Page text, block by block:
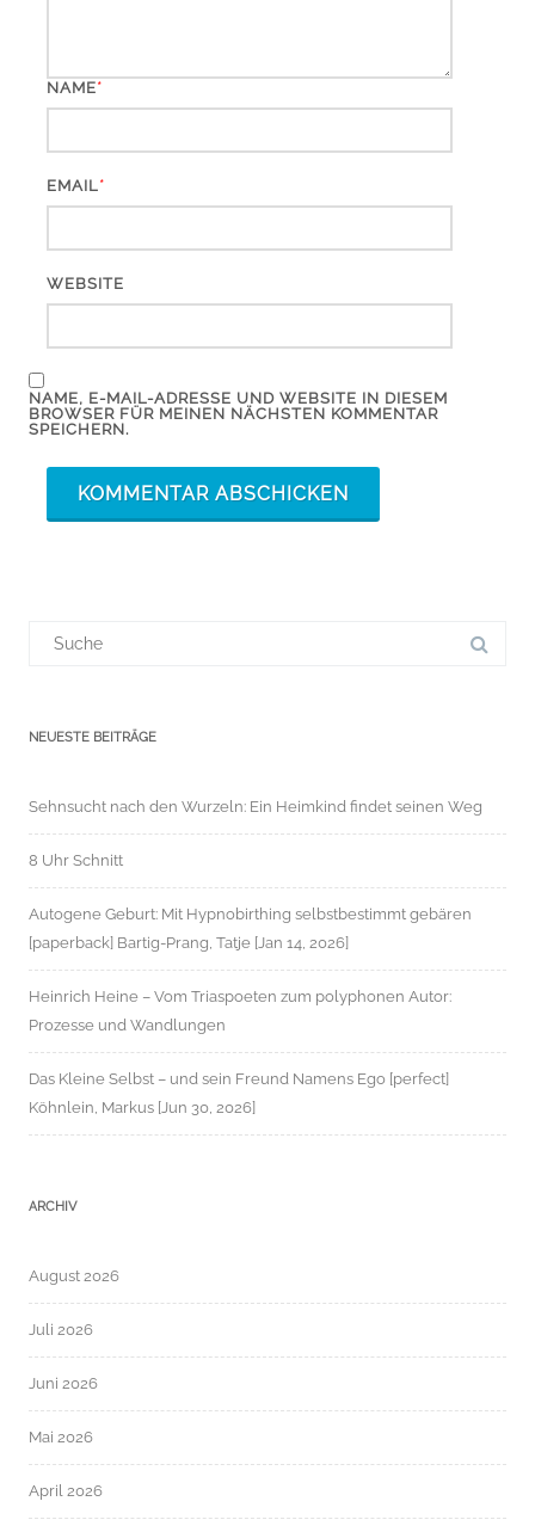
NAME*
EMAIL*
WEBSITE
NAME, E-MAIL-ADRESSE UND WEBSITE IN DIESEM
BROWSER FÜR MEINEN NÄCHSTEN KOMMENTAR
SPEICHERN.
NEUESTE BEITRÄGE
Sehnsucht nach den Wurzeln: Ein Heimkind findet seinen Weg
8 Uhr Schnitt
Autogene Geburt: Mit Hypnobirthing selbstbestimmt gebären
[paperback] Bartig-Prang, Tatje [Jan 14, 2026]
Heinrich Heine – Vom Triaspoeten zum polyphonen Autor:
Prozesse und Wandlungen
Das Kleine Selbst – und sein Freund Namens Ego [perfect]
Köhnlein, Markus [Jun 30, 2026]
ARCHIV
August 2026
Juli 2026
Juni 2026
Mai 2026
April 2026